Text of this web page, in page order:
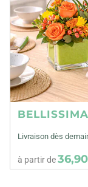
BELLISSIMA
Livraison dès
à partir de